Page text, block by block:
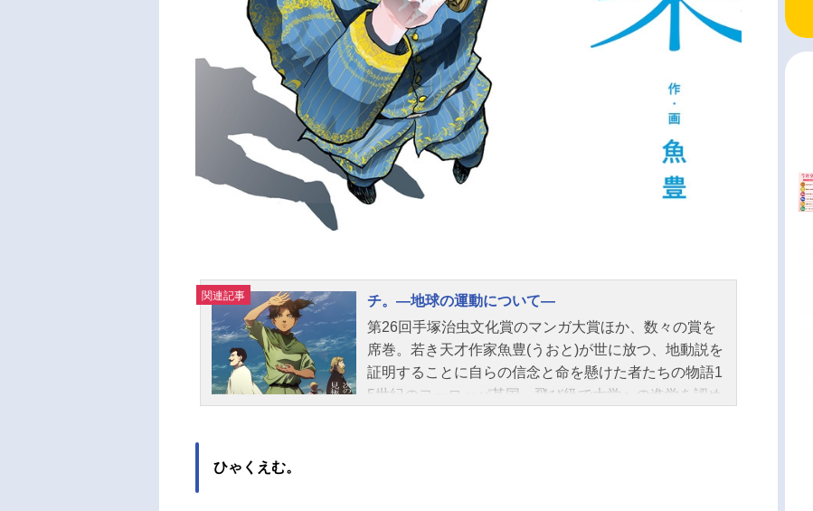
関連記事
チ。―地球の運動について―
第26回手塚治虫文化賞のマンガ大賞ほか、数々の賞を
席巻。若き天才作家魚豊(うおと)が世に放つ、地動説を
証明することに自らの信念と命を懸けた者たちの物語1
5世紀のヨーロッパ某国。飛び級で大学への進学を認め
ひゃくえむ。